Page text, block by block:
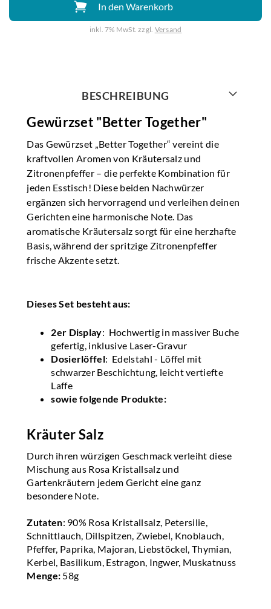
In den Warenkorb
inkl. 7% MwSt. zzgl. Versand
Weiter mit
BESCHREIBUNG
Gewürzset "Better Together"
Das Gewürzset „Better Together“ vereint die
kraftvollen Aromen von Kräutersalz und
Zitronenpfeffer – die perfekte Kombination für
jeden Esstisch! Diese beiden Nachwürzer
ergänzen sich hervorragend und verleihen deinen
Gerichten eine harmonische Note. Das
aromatische Kräutersalz sorgt für eine herzhafte
Basis, während der spritzige Zitronenpfeffer
frische Akzente setzt.
Dieses Set besteht aus:
2er Display: Hochwertig in massiver Buche
gefertig, inklusive Laser-Gravur
Dosierlöffel: Edelstahl - Löffel mit
schwarzer Beschichtung, leicht vertiefte
Laffe
sowie folgende Produkte:
Kräuter Salz
Durch ihren würzigen Geschmack verleiht diese
Mischung aus Rosa Kristallsalz und
Gartenkräutern jedem Gericht eine ganz
besondere Note.
Zutaten: 90% Rosa Kristallsalz, Petersilie,
Schnittlauch, Dillspitzen, Zwiebel, Knoblauch,
Pfeffer, Paprika, Majoran, Liebstöckel, Thymian,
Kerbel, Basilikum, Estragon, Ingwer, Muskatnuss
Menge: 58g